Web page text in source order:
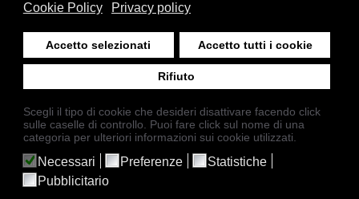
Cookie Policy
Privacy policy
Accetto selezionati Accetto tutti i cookie
Rifiuto
Scegli il tipo di cookie che desideri disattivare facendo click
sulle caselle di controllo. Puoi fare click sul nome di una
categoria per ulteriori informazioni sui cookie utilizzati.
Necessari Preferenze
Statistiche
Pubblicitario
© 2026H2G s.r.l.